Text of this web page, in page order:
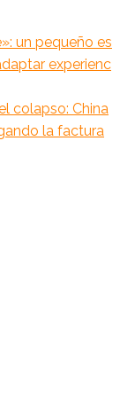
un pequeño es
experienc
colapso: China
la factura